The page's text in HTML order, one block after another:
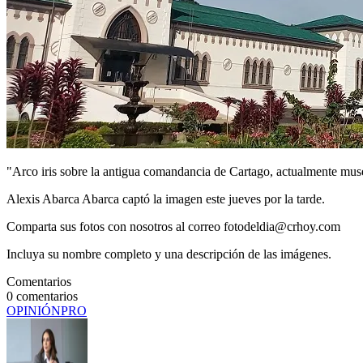
"Arco iris sobre la antigua comandancia de Cartago, actualmente
Alexis Abarca Abarca captó la imagen este jueves por la tarde.
Comparta sus fotos con nosotros al correo fotodeldia@crhoy.com
Incluya su nombre completo y una descripción de las imágenes.
Comentarios
0 comentarios
OPINIÓNPRO